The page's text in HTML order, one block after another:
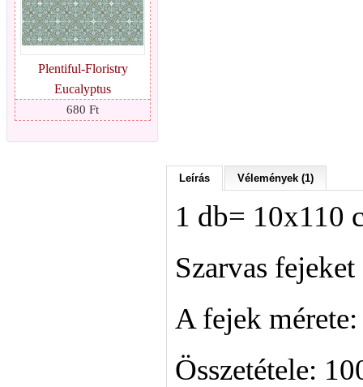
Plentiful-Floristry
Eucalyptus
680 Ft
Leírás Vélemények (1)
1 db= 10x110
Szarvas
A fejek mérete:
Összetétele: